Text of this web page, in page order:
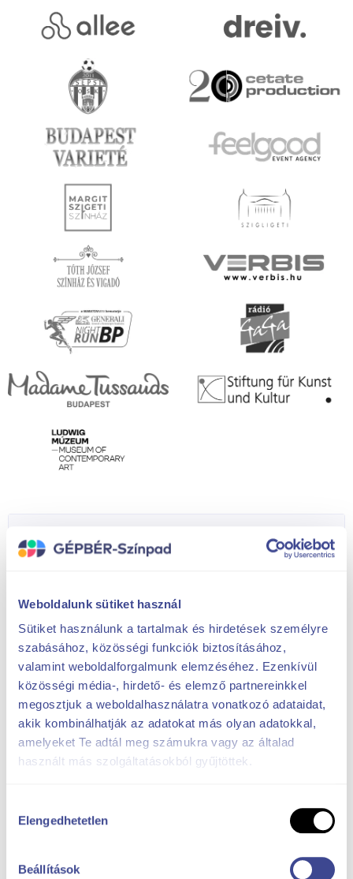
Weboldalunk sütiket használ
Sütiket használunk a tartalmak és hirdetések személyre
szabásához, közösségi funkciók biztosításához,
valamint weboldalforgalmunk elemzéséhez. Ezenkívül
közösségi média-, hirdető- és elemző partnereinkkel
megosztjuk a weboldalhasználatra vonatkozó adataidat,
akik kombinálhatják az adatokat más olyan adatokkal,
amelyeket Te adtál meg számukra vagy az általad
használt más szolgáltatásokból gyűjtöttek.
kiválasztása
Elengedhetetlen
Beállítások
Care sunt pașii de urmat pentru a
solicita o ofertă?
mai jos, completează formularul de mai sus
și dă click pe butonul„Trimite solicitarea”!
2
După trimiterea datelor tale, managerul de
proiect te va contacta telefonic. Dacă este
necesar, vom face o evaluare tehnică
sportivă gratuită în cadrul unei întâlniri
personale și apoi vom pregăti un proiect
pentru tine.
discuțiilor prin e-mail.
gratuite, îți vom oferi o ofertă precisă și